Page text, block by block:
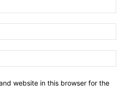
website in this browser for the